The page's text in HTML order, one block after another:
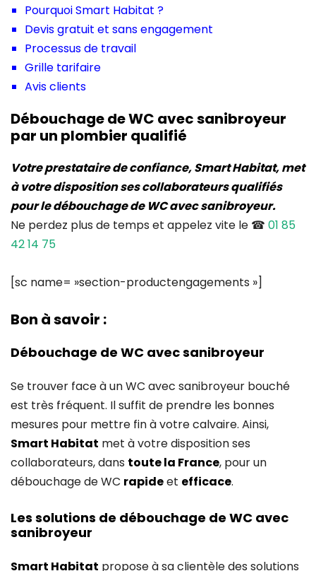
Pourquoi Smart Habitat ?
Devis gratuit et sans engagement
Processus de travail
Grille tarifaire
Avis clients
Débouchage de WC avec sanibroyeur
par un plombier qualifié
Votre prestataire de confiance, Smart Habitat, met
à votre disposition ses collaborateurs qualifiés
pour le débouchage de WC avec sanibroyeur.
Ne perdez plus de temps et appelez vite le ☎ 01 85
42 14 75
[sc name= »section-productengagements »]
Bon à savoir :
Débouchage de WC avec sanibroyeur
Se trouver face à un WC avec sanibroyeur bouché
est très fréquent. Il suffit de prendre les bonnes
mesures pour mettre fin à votre calvaire. Ainsi,
Smart Habitat met à votre disposition ses
collaborateurs, dans toute la France, pour un
débouchage de WC rapideet efficace.
Les solutions de débouchage de WC avec
sanibroyeur
Smart Habitat propose à sa clientèle des solutions